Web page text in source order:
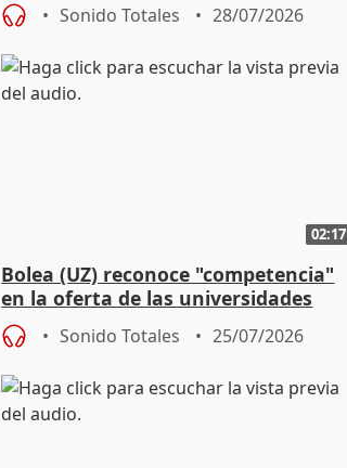
Sonido Totales 28/07/2026
02:17
Bolea (UZ) reconoce "competencia"
en la oferta de las universidades
privadas
Sonido Totales 25/07/2026